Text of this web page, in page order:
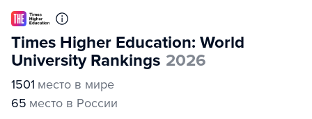
Times Higher Education: World
University Rankings 2026
1501 место в мире
65 место в России